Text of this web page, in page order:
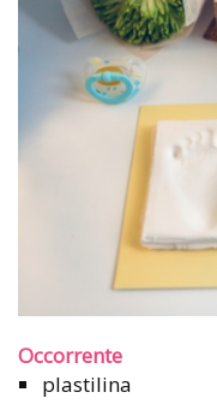
Occorrente
plastilina